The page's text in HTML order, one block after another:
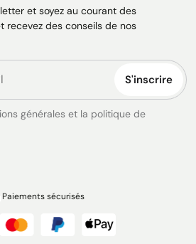
et soyez au courant des
recevez des conseils de nos
S'inscrire
générales et la politique de
Paiements sécurisés